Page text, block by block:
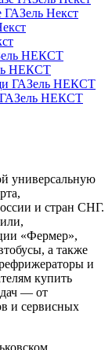
ГАЗель Некст
НЕКСТ
ГАЗель НЕКСТ
универсальную
и стран СНГ.
«Фермер»,
а также
и
купить
— от
и сервисных